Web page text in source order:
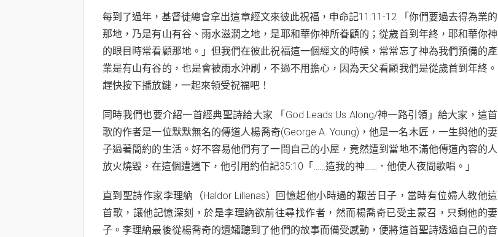
每到了過年，基督徒總會拿出這章經文來彼此祝福，申命記11:11-12 「你們要過去得為業的
那地，乃是有山有谷、雨水滋潤之地，是耶和華你神所眷顧的；從歲首到年終，耶和華你神
的眼目時常看顧那地。」但我們在彼此祝福這一個經文的時候，常常忘了神為我們預備的產
業是有山有谷的，也是會被雨水沖刷，不過不用擔心，因為天父看顧我們是從歲首到年終。
趕快按下播放鍵，一起來領受祝福吧！
同時我們也要介紹一首經典聖詩給大家 「God Leads Us Along/神一路引領」給大家，這首
歌的作者是一位默默無名的傳道人楊喬奇(George A. Young)，他是一名木匠，一生與他的妻
子過著簡約的生活。好不容易他們有了一間自己的小屋，竟然遭到當地不滿他傳道內容的人
放火燒毀，在這個遭遇下，他引用約伯記35:10「……造我的神……．他使人夜間歌唱。」
直到聖詩作家李理納（Haldor Lillenas）回憶起他小時過的艱苦日子，當時有位婦人教他這
首歌，讓他記憶深刻，於是李理納欲前往尋找作者，然而楊喬奇已受主蒙召，只剩他的妻
子。李理納最後從楊喬奇的遺孀聽到了他們的故事而備受感動，便將這首聖詩透過自己的音